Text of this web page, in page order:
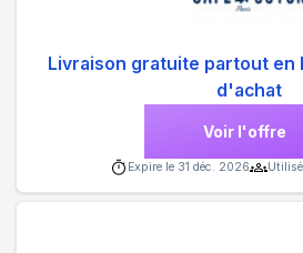
Livraison gratuite partout en
d'achat
Voir l'offre
Expire le 31 déc. 2026 Utilisé